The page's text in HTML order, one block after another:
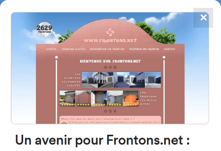
FRONTONS.NET
BUSCAR UN FRONTÓN
AÑADIR UN FRONTÓN
4784
frontones
✕